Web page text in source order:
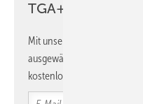
TGA+E Newsletter!
Mit unserem Newsletter
ausgewählte Informationen
kostenlos direkt ins Postfach.